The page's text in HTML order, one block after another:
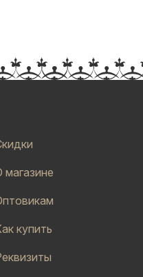
магазине
купить